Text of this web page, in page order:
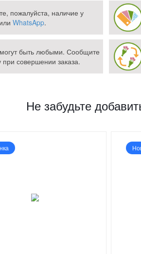
пожалуйста, наличие у
или WhatsApp.
могут быть любыми. Сообщите
совершении заказа.
Не забудьте